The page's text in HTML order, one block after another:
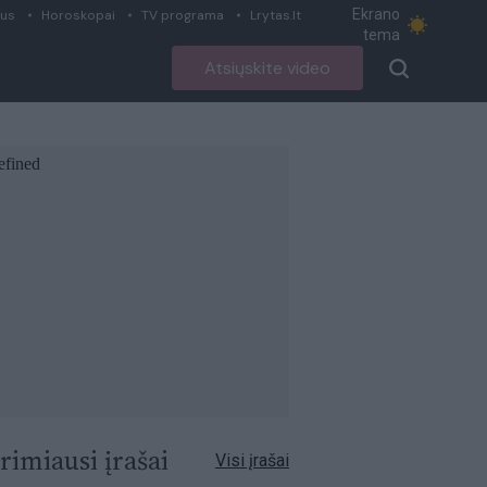
Horoskopai TV programa Lrytas.lt
Ekrano
tema
Atsiųskite video
įrašai Visi įrašai